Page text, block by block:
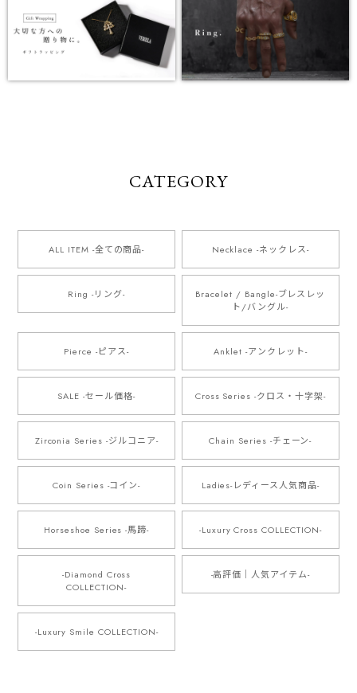
CATEGORY
ALL ITEM -全ての商品- Necklace -ネックレス-
Ring -リング-
Bracelet / Bangle-ブレスレッ
ト/バングル-
Pierce -ピアス- Anklet -アンクレット-
SALE -セール価格- Cross Series -クロス・十字架-
Zirconia Series -ジルコニア- Chain Series -チェーン-
Coin Series -コイン- Ladies-レディース人気商品-
Horseshoe Series -馬蹄- -Luxury Cross COLLECTION-
-Diamond Cross
COLLECTION-
-高評価｜人気アイテム-
-Luxury Smile COLLECTION-